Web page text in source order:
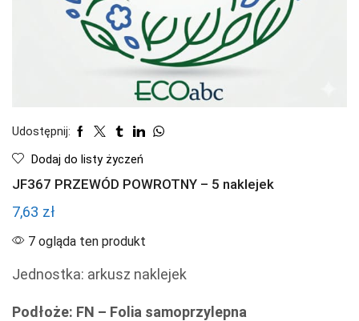
Udostępnij:
Dodaj do listy życzeń
JF367 PRZEWÓD POWROTNY – 5 naklejek
7,63 zł
7 ogląda ten produkt
Jednostka: arkusz naklejek
Podłoże: FN – Folia samoprzylepna